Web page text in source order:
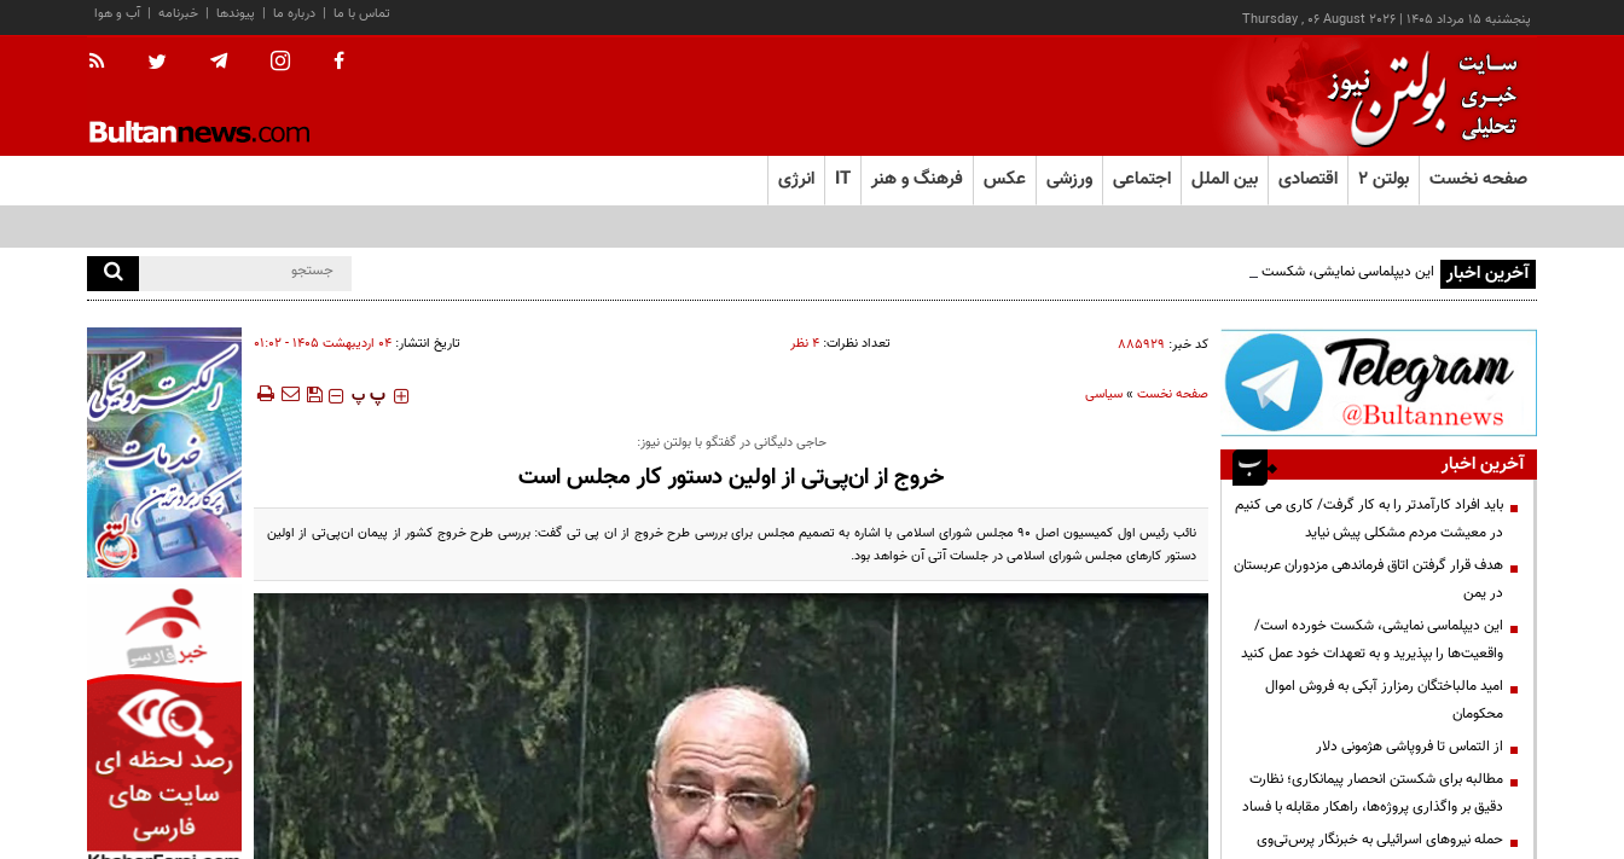
پنجشنبه ۱۵ مرداد ۱۴۰۵ |
Thursday , 06 August 2026 آب و هوا | خبرنامه | پیوندها | درباره ما | تماس با ما
صفحه نخست بولتن ۲ اقتصادی بین الملل اجتماعی ورزشی عکس فرهنگ و هنر IT انرژی
آخرین اخبار این دیپلماسی نمایشی، شکست خورده است/واقعیت‌ها را بپذیرید و به تعهدات خود عمل کنید
کد خبر: ۸۸۵۹۲۹ تعداد نظرات: ۴ نظر تاریخ انتشار: ۰۴ ارديبهشت ۱۴۰۵ - ۰۱:۰۲
صفحه نخست»سیاسی ‍‍‍ پ پ
حاجی دلیگانی در گفتگو با بولتن نیوز:
خروج از ان‌پی‌تی از اولین دستور کار مجلس است
نائب رئیس اول کمیسیون اصل 90 مجلس شورای اسلامی با اشاره به تصمیم مجلس برای بررسی طرح خروج از ان پی تی گفت: بررسی طرح خروج کشور از پیمان ان‌پی‌تی از اولین
دستور کارهای مجلس شورای اسلامی در جلسات آتی آن خواهد بود.
آخرین اخبار
باید افراد کارآمدتر را به کار گرفت/ کاری می کنیم
در معیشت مردم مشکلی پیش نیاید
هدف قرار گرفتن اتاق‌ فرماندهی مزدوران عربستان
در یمن
این دیپلماسی نمایشی، شکست خورده است/
واقعیت‌ها را بپذیرید و به تعهدات خود عمل کنید
امید مالباختگان رمزارز آبکی به فروش اموال
محکومان
از التماس تا فروپاشی هژمونی دلار
مطالبه برای شکستن انحصار پیمانکاری؛ نظارت
دقیق بر واگذاری پروژه‌ها، راهکار مقابله با فساد
حمله نیروهای اسرائیلی به خبرنگار پرس‌تی‌وی